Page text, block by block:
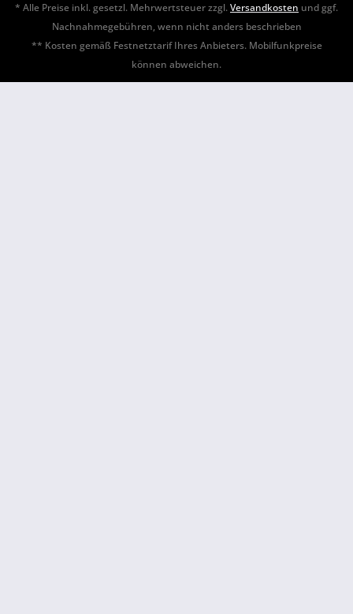
* Alle Preise inkl. gesetzl. Mehrwertsteuer zzgl.Versandkosten und ggf.
Nachnahmegebühren, wenn nicht anders beschrieben
** Kosten gemäß Festnetztarif Ihres Anbieters. Mobilfunkpreise
können abweichen.